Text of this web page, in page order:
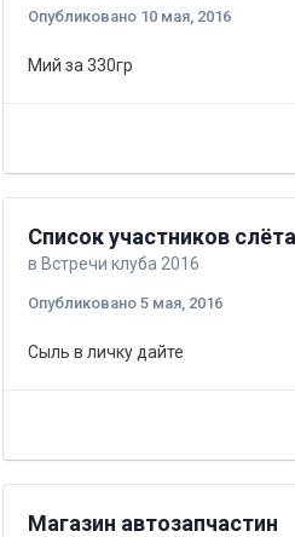
Опубликовано 10 мая, 2016
Мий за 330гр
Список участников
в Встречи клуба 2016
Опубликовано 5 мая, 2016
Сыль в личку дайте
Магазин автозапчастин